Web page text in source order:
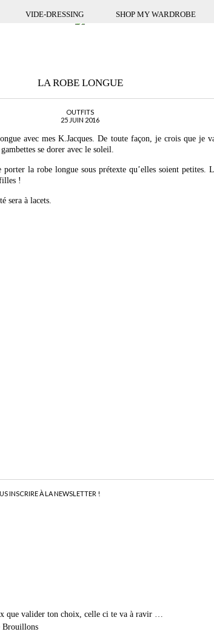
VIDE-DRESSING SHOP MY WARDROBE
LA ROBE LONGUE
OUTFITS
25 JUIN 2016
avec mes K.Jacques. De toute façon, je crois que je
se dorer avec le soleil.
la robe longue sous prétexte qu’elles soient petites.
!
sera à lacets.
INSCRIRE À LA NEWSLETTER !
que valider ton choix, celle ci te va à ravir …
Brouillons